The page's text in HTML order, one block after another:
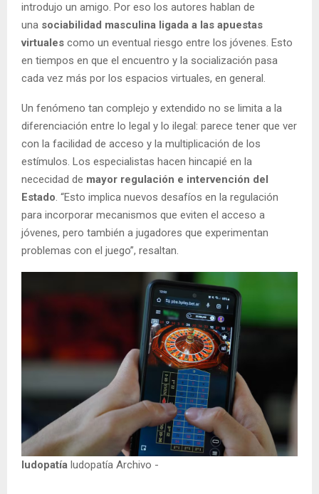
introdujo un amigo. Por eso los autores hablan de
una sociabilidad masculina ligada a las apuestas
virtuales como un eventual riesgo entre los jóvenes. Esto
en tiempos en que el encuentro y la socialización pasa
cada vez más por los espacios virtuales, en general.
Un fenómeno tan complejo y extendido no se limita a la
diferenciación entre lo legal y lo ilegal: parece tener que ver
con la facilidad de acceso y la multiplicación de los
estímulos. Los especialistas hacen hincapié en la
nececidad de mayor regulación e intervención del
Estado. “Esto implica nuevos desafíos en la regulación
para incorporar mecanismos que eviten el acceso a
jóvenes, pero también a jugadores que experimentan
problemas con el juego”, resaltan.
ludopatía ludopatía Archivo -